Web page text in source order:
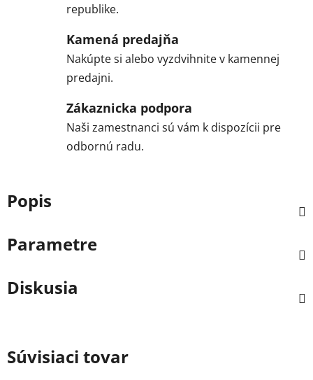
republike.
Kamená predajňa
Nakúpte si alebo vyzdvihnite v kamennej
predajni.
Zákaznicka podpora
Naši zamestnanci sú vám k dispozícii pre
odbornú radu.
Popis
Parametre
Diskusia
Súvisiaci tovar